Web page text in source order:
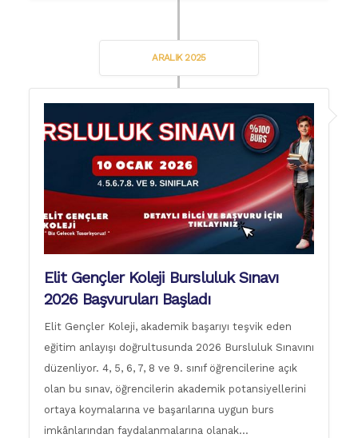
ARALIK 2025
Elit Gençler Koleji Bursluluk Sınavı
2026 Başvuruları Başladı
Elit Gençler Koleji, akademik başarıyı teşvik eden
eğitim anlayışı doğrultusunda 2026 Bursluluk Sınavını
düzenliyor. 4, 5, 6, 7, 8 ve 9. sınıf öğrencilerine açık
olan bu sınav, öğrencilerin akademik potansiyellerini
ortaya koymalarına ve başarılarına uygun burs
imkânlarından faydalanmalarına olanak…